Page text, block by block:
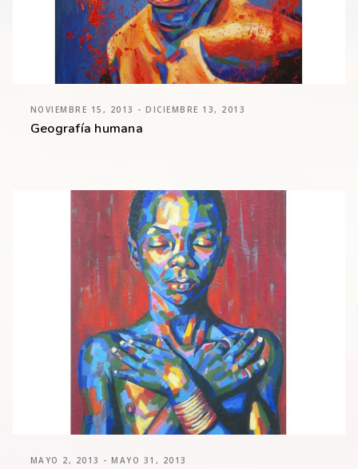
NOVIEMBRE 15, 2013 - DICIEMBRE 13, 2013
Geografía humana
MAYO 2, 2013 - MAYO 31, 2013